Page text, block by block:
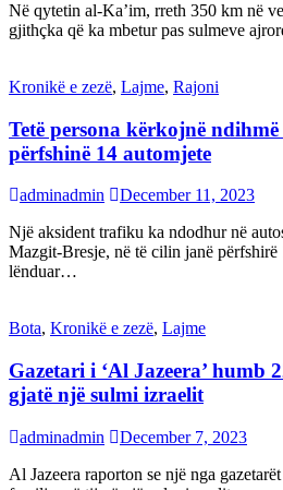
Në qytetin al-Ka’im, rreth 350 km në
gjithçka që ka mbetur pas sulmeve
Kronikë e zezë, Lajme, Rajoni
Tetë persona kërkojnë
përfshinë 14 automjete
adminadmin
December 11, 2023
Një aksident trafiku ka ndodhur në
Mazgit-Bresje, në të cilin janë përfshirë
lënduar…
Bota, Kronikë e zezë, Lajme
Gazetari i ‘Al Jazeera’ humb
gjatë një sulmi izraelit
adminadmin
December 7, 2023
Al Jazeera raporton se një nga